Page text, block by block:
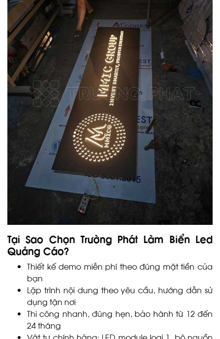
Tại Sao Chọn Trường Phát Làm Biển Led
Quảng Cáo?
Thiết kế demo miễn phí theo đúng mặt tiền của
bạn
Lập trình nội dung theo yêu cầu, hướng dẫn sử
dụng tận nơi
Thi công nhanh, đúng hẹn, bảo hành từ 12 đến
24 tháng